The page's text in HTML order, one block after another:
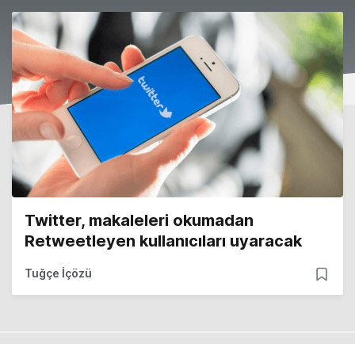
Twitter, makaleleri okumadan
Retweetleyen kullanıcıları uyaracak
Tuğçe İçözü